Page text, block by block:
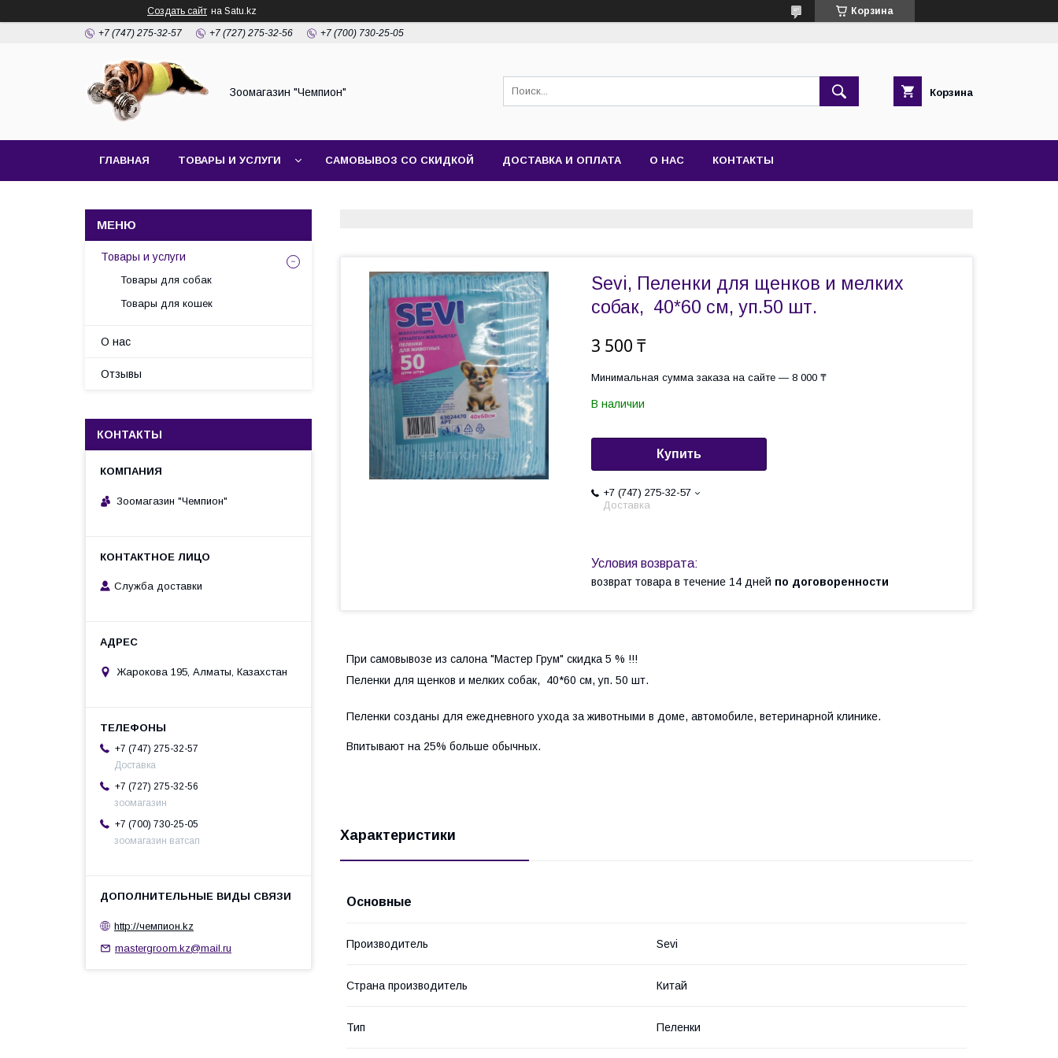
Создать сайт на Satu.kz Корзина
+7 (747) 275-32-57 +7 (727) 275-32-56 +7 (700) 730-25-05
Зоомагазин "Чемпион" Корзина
ГЛАВНАЯ ТОВАРЫ И УСЛУГИ САМОВЫВОЗ СО СКИДКОЙ ДОСТАВКА И ОПЛАТА О НАС КОНТАКТЫ
Sevi, Пеленки для щенков и мелких
собак, 40*60 см, уп.50 шт.
3 500 ₸
Минимальная сумма заказа на сайте — 8 000 ₸
В наличии
Купить
+7 (747) 275-32-57
Доставка
возврат товара в течение 14 дней по договоренности
При самовывозе из салона "Мастер Грум" скидка 5 % !!!
Пеленки для щенков и мелких собак, 40*60 см, уп. 50 шт.
Пеленки созданы для ежедневного ухода за животными в доме, автомобиле, ветеринарной клинике.
Впитывают на 25% больше обычных.
Характеристики
Основные
Производитель Sevi
Страна производитель Китай
Тип Пеленки
Товары и услуги
Товары для собак
Товары для кошек
О нас
Отзывы
КОНТАКТЫ
Зоомагазин "Чемпион"
Служба доставки
Жарокова 195, Алматы, Казахстан
+7 (747) 275-32-57
Доставка
+7 (727) 275-32-56
зоомагазин
+7 (700) 730-25-05
зоомагазин ватсап
http://чемпион.kz
mastergroom.kz@mail.ru